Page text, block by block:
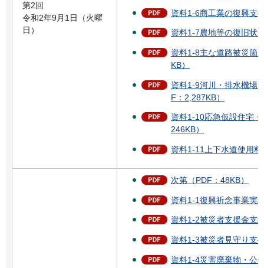
第2回
令和2年9月1日（火曜
日）
資料1-6商工業の復興支
資料1-7農地等の復旧状
資料1-8主な道路被災箇
KB）
資料1-9河川・排水機場
F：2,287KB）
資料1-10応急仮設住宅
246KB）
資料1-11上下水道使用
次第（PDF：48KB）
資料1-1復興祈念事業実
資料1-2被災者支援金支
資料1-3被災者見守り支
資料1-4災害廃棄物・公